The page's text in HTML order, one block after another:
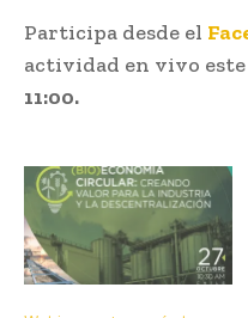
Participa desde el
actividad en vivo este
11:00.